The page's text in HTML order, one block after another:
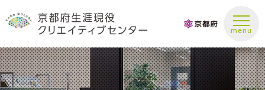
お問い合わせ